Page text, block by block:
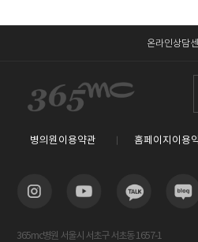
온라인상담
병의원이용약관 홈페이지이용
365mc병원 서울시 서초구 서초동 1657-1